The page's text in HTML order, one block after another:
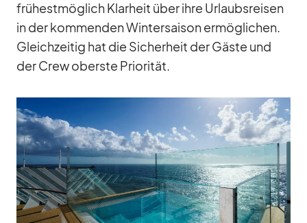
frü­hest­mög­lich Klar­heit über ihre Ur­laubs­rei­sen
in der kom­men­den Win­ter­sai­son er­mög­li­chen.
Gleich­zei­tig hat die Si­cher­heit der Gäste und
der Crew oberste Prio­ri­tät.